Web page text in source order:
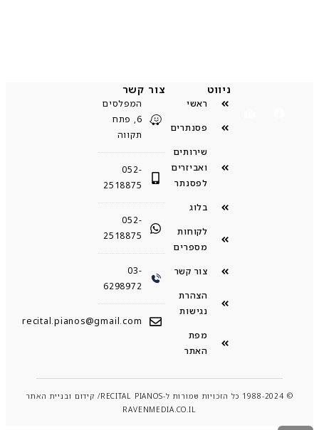
ניווט
ראשי
פסנתרים
שירותים
ואביזרים
לפסנתר
בלוג
לקוחות
מספרים
צור קשר
הצהרת
נגישות
מפת
האתר
צור קשר
המפלסים
6, פתח
תקווה
052-
2518875
052-
2518875
03-
6298972
recital.pianos@gmail.com
© 1988-2024 כל הזכויות שמורות ל-RECITAL PIANOS/ קידום ובניית האתר
RAVENMEDIA.CO.IL